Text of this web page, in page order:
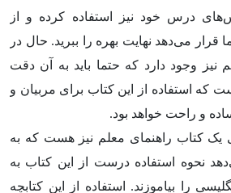
درس خود نیز استفاده کرده و از
قرار می‌دهد نهایت بهره را ببرید. حال در
نیز وجود دارد که حتما باید به آن دقت
که استفاده از این کتاب برای مربیان و
و راحت خواهد بود.
یک کتاب راهنمای معلم نیز هست که به
نحوه استفاده درست از این کتاب به
را بیاموزند. استفاده از این کتابچه